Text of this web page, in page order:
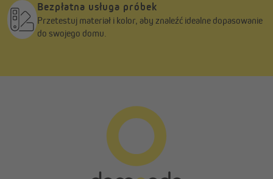
Kolory
biały, beżowy, kremowy,
szary
średnia
średnia
Bezpłatna usługa próbek
Przetestuj materiał i kolor, aby znaleźć idealne dopasowanie
do swojego domu.